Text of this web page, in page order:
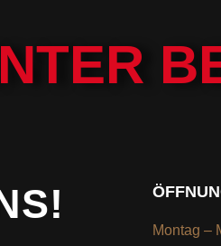
Montag –